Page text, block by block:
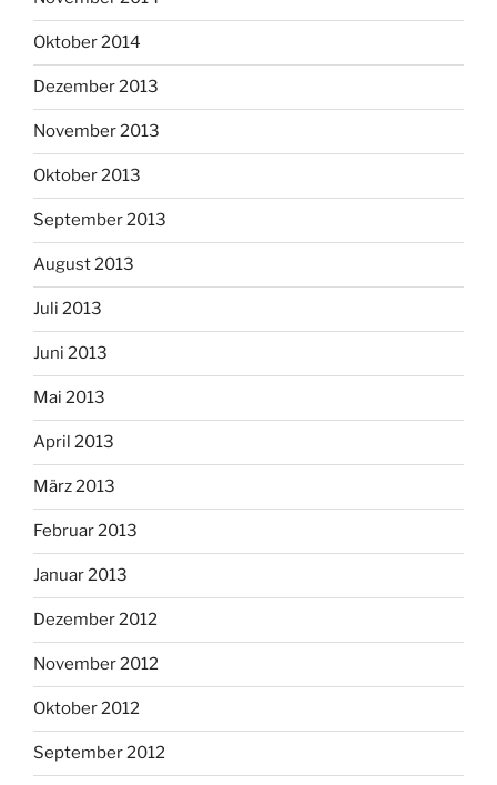
Oktober 2014
Dezember 2013
November 2013
Oktober 2013
September 2013
August 2013
Juli 2013
Juni 2013
Mai 2013
April 2013
März 2013
Februar 2013
Januar 2013
Dezember 2012
November 2012
Oktober 2012
September 2012